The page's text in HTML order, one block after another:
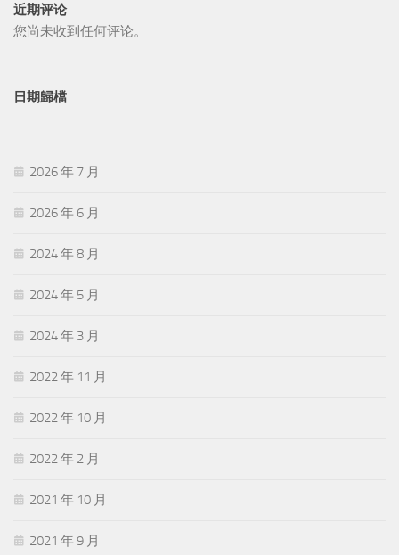
近期评论
您尚未收到任何评论。
日期歸檔
2026 年 7 月
2026 年 6 月
2024 年 8 月
2024 年 5 月
2024 年 3 月
2022 年 11 月
2022 年 10 月
2022 年 2 月
2021 年 10 月
2021 年 9 月